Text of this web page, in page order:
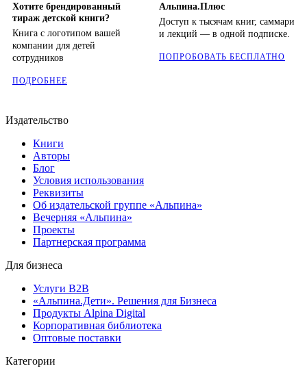
Хотите брендированный
тираж детской книги?
Книга с логотипом вашей
компании для детей
сотрудников
ПОДРОБНЕЕ
Альпина.Плюс
Доступ к тысячам книг, саммари
и лекций — в одной подписке.
ПОПРОБОВАТЬ БЕСПЛАТНО
Издательство
Книги
Авторы
Блог
Условия использования
Реквизиты
Об издательской группе «Альпина»
Вечерняя «Альпина»
Проекты
Партнерская программа
Для бизнеса
Услуги B2B
«Альпина.Дети». Решения для Бизнеса
Продукты Alpina Digital
Корпоративная библиотека
Оптовые поставки
Категории